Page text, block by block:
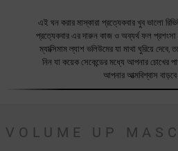
এই ঘন করার মাস্কারা প্রত্যেকবার খুব ভালো
প্রত্যেকবার এর দারুন কাজ ও অব্যর্থ ফল
ম্যাক্সিমাম ল্যাশ ভলিউমের যা মাথা ঘুরিয়ে
নিন যা কয়েক সেকেন্ডের মধ্যে আপনার চোখের
আপনার আত্মবিশ্বাস বাড়বে
VOLUME UP